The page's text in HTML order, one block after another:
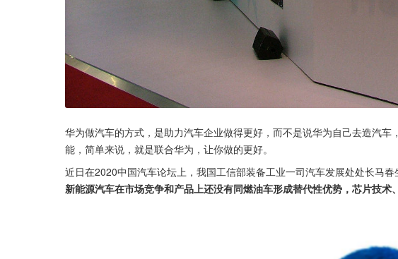
华为做汽车的方式，是助力汽车企业做得更好，而不是说华为自己去造汽
能，简单来说，就是联合华为，让你做的更好。
近日在2020中国汽车论坛上，我国工信部装备工业一司汽车发展处处长马春
新能源汽车在市场竞争和产品上还没有同燃油车形成替代性优势，芯片技术